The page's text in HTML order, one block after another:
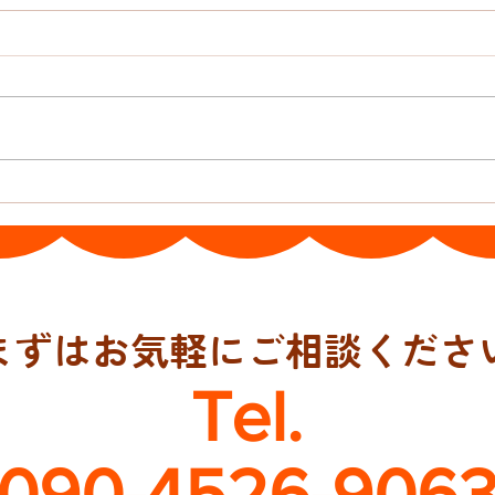
日本
ずはお気軽にご相談くださ
Tel.